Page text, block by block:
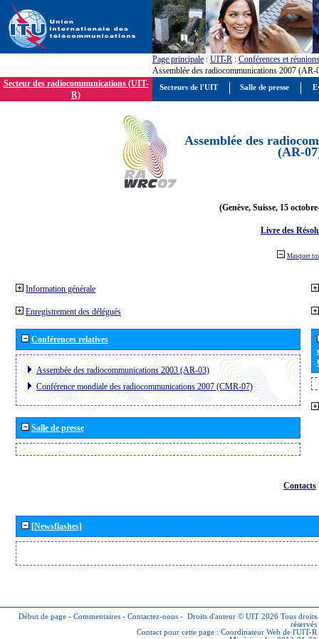
Page principale : UIT-R : Conférences et réunions
Assemblée des radiocommunications 2007 (AR-
Secteur des radiocommunications (UIT-
R)
Assemblée des
(AR-
(Genève, Suisse, 15
Livre des
Masquer
Information générale
Enregistrement des délégués
Conférences relatives
Assembée des radiocommunications 2003 (AR-03)
Conférence mondiale des radiocommunications 2007 (CMR-07)
Salle de presse
Contacts
[Newsflashes]
Début de page - Commentaires - Contactez-nous - Droits d'auteur © UIT 2026 Tous droits
réservés
Contact pour cette page : Coordinateur Web de l'UIT-R
Secteurs de l'UIT Salle de presse